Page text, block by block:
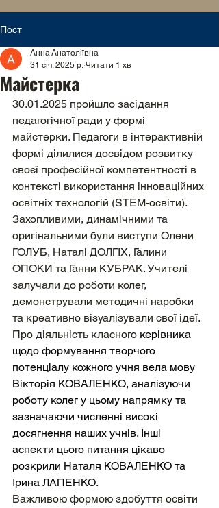
Пост
Майстерка
Анна Анатоліївна
31 січ. 2025 р. Читати 1 хв
30.01.2025 пройшло засідання
педагогічної ради у формі
майстерки. Педагоги в інтерактивній
формі ділилися досвідом розвитку
своєї професійної компетентності в
контексті використання інноваційних
освітніх технологій (STEM-освіти).
Захопливими, динамічними та
оригінальними були виступи Олени
ГОЛУБ, Наталі ДОЛГІХ, Галини
ОПОКИ та Ганни КУБРАК. Учителі
залучали до роботи колег,
демонстрували методичні наробки
та креативно візуалізували свої ідеї.
Про діяльність класного керівника
щодо формування творчого
потенціалу кожного учня вела мову
Вікторія КОВАЛЕНКО, аналізуючи
роботу колег у цьому напрямку та
зазначаючи численні високі
досягнення наших учнів. Інші
аспекти цього питання цікаво
розкрили Наталя КОВАЛЕНКО та
Ірина ЛАПЕНКО.
Важливою формою здобуття освіти